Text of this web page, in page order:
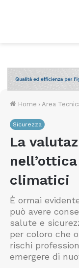
Home › Area
Sicurezza
La
climatici
È ormai
può avere
salute e
per coloro che
rischi
emergere di